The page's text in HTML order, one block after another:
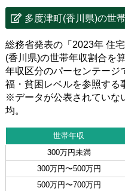
多度津町(香川県)の世
総務省発表の「2023年 住
(香川県)の世帯年収割合を
年収区分のパーセンテージ
福・貧困レベルを参照する
※データが公表されていな
均。
世帯年収
300万円未満
300万円〜500万円
500万円〜700万円